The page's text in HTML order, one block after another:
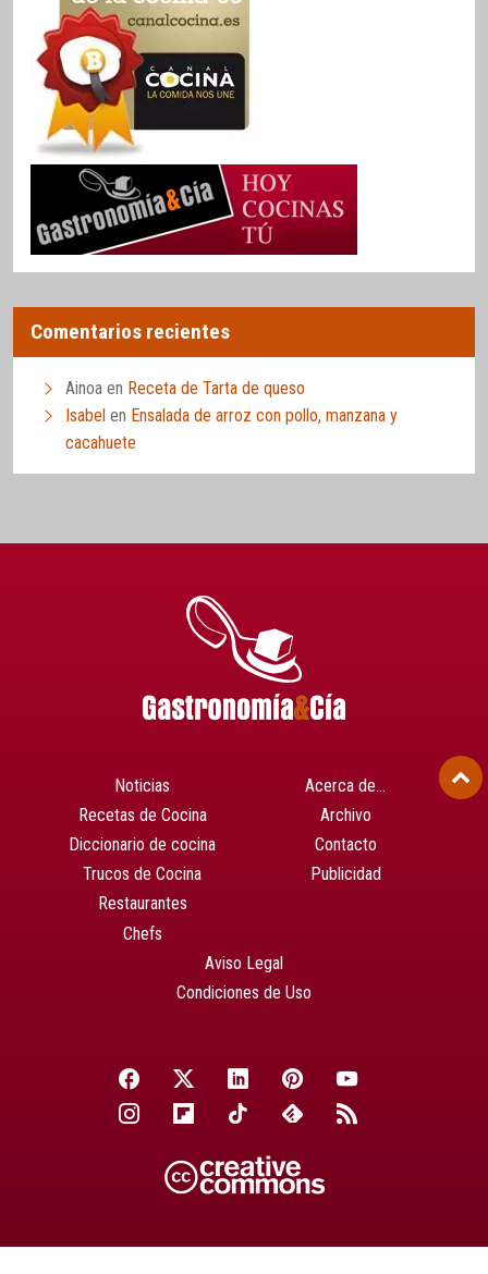
Comentarios recientes
Ainoa en Receta de Tarta de queso
Isabel en Ensalada de arroz con pollo, manzana y
cacahuete
Noticias
Recetas de Cocina
Diccionario de cocina
Trucos de Cocina
Restaurantes
Chefs
Acerca de…
Archivo
Contacto
Publicidad
Aviso Legal
Condiciones de Uso